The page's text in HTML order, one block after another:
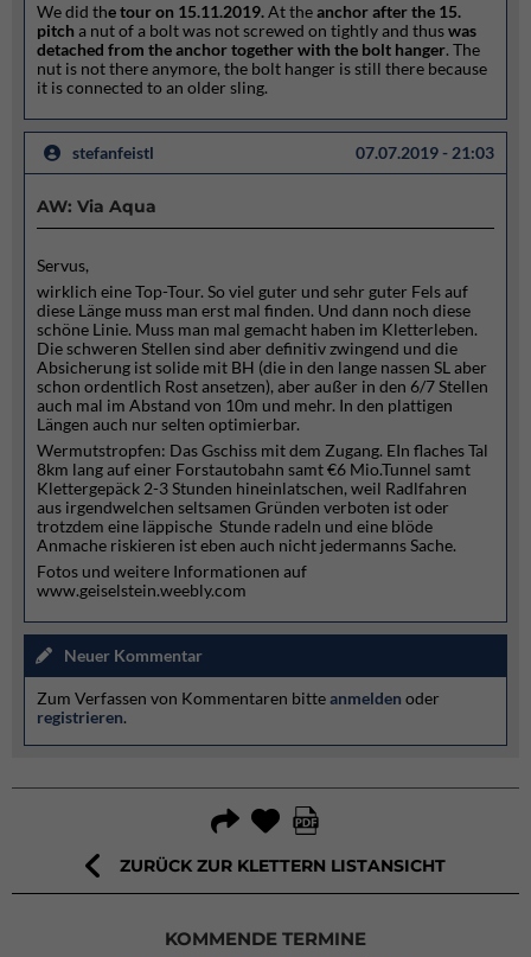
We did the tour on 15.11.2019.At theanchor after the 15.
pitch a nut of a bolt was not screwed on tightly and thuswas
detached from the anchor together with the bolt hanger. The
nut is not there anymore, the bolt hanger is still there because
it is connected to an older sling.
stefanfeistl 07.07.2019 - 21:03
AW: Via Aqua
Servus,
wirklich eine Top-Tour. So viel guter und sehr guter Fels auf
diese Länge muss man erst mal finden. Und dann noch diese
schöne Linie. Muss man mal gemacht haben im Kletterleben.
Die schweren Stellen sind aber definitiv zwingend und die
Absicherung ist solide mit BH (die in den lange nassen SL aber
schon ordentlich Rost ansetzen), aber außer in den 6/7 Stellen
auch mal im Abstand von 10m und mehr. In den plattigen
Längen auch nur selten optimierbar.
Wermutstropfen: Das Gschiss mit dem Zugang. EIn flaches Tal
8km lang auf einer Forstautobahn samt €6 Mio.Tunnel samt
Klettergepäck 2-3 Stunden hineinlatschen, weil Radlfahren
aus irgendwelchen seltsamen Gründen verboten ist oder
trotzdem eine läppische Stunde radeln und eine blöde
Anmache riskieren ist eben auch nicht jedermanns Sache.
Fotos und weitere Informationen auf
www.geiselstein.weebly.com
Neuer Kommentar
Zum Verfassen von Kommentaren bitteanmelden oder
registrieren.
ZURÜCK ZUR KLETTERN LISTANSICHT
KOMMENDE TERMINE